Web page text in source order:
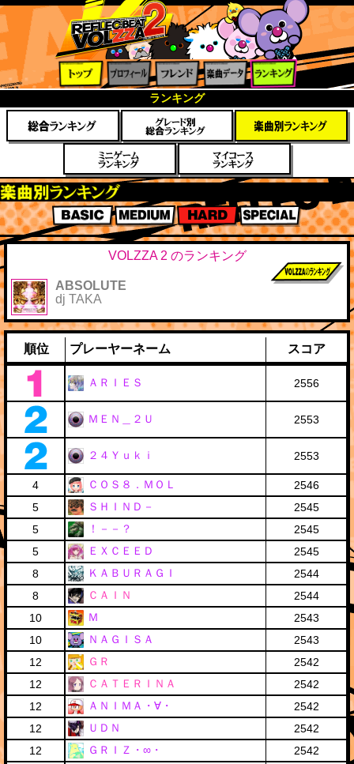
ィール
フレン
ド
楽曲デ
ータ
ング
ランキング
楽曲別スコアランキング
BASIC MEDIUM HARD SPECIAL
VOLZZA 2 のランキング
ABSOLUTE
dj TAKA
順位 プレーヤーネーム スコア
ＡＲＩＥＳ 2556
ＭＥＮ＿２Ｕ 2553
２４Ｙｕｋｉ 2553
4 ＣＯＳ８．ＭＯＬ
2546
5
ＳＨＩＮＤ－
2545
5
！－－？
2545
5
ＥＸＣＥＥＤ
2545
8
ＫＡＢＵＲＡＧＩ
2544
8
ＣＡＩＮ
2544
10
Ｍ
2543
10
ＮＡＧＩＳＡ
2543
12
ＧＲ
2542
12
ＣＡＴＥＲＩＮＡ
2542
12
ＡＮＩＭＡ・∀・
2542
12
ＵＤＮ
2542
12
ＧＲＩＺ・∞・
2542